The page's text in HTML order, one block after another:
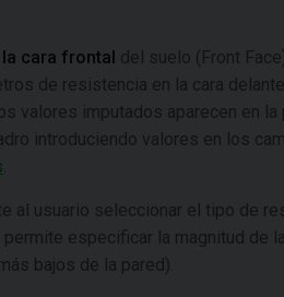
cara frontal del suelo (Front
de resistencia en la cara
valores imputados aparecen en
introduciendo valores en los
al usuario seleccionar el tipo de
permite especificar la magnitud de
bajos de la pared).